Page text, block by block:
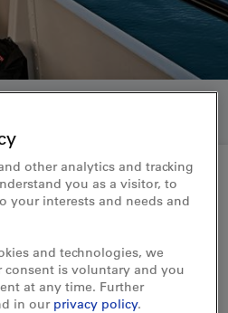
bringt der
other analytics and tracking
you as a visitor, to
your interests and needs and
and technologies, we
consent is voluntary and you
at any time. Further
in our privacy policy.